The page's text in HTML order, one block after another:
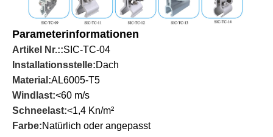
Parameterinformationen
Artikel Nr.::SIC-TC-04
Installationsstelle:Dach
Material:AL6005-T5
Windlast:<60 m/s
Schneelast:<1,4 Kn/m²
Farbe:Natürlich oder angepasst